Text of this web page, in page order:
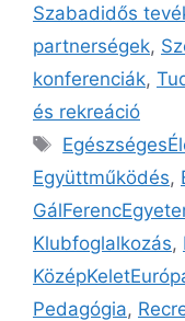
Szabadidős
partnerségek,
konferenciák,
és rekreáció
Együttműködés,
Klubfoglalkozás,
Pedagógia,